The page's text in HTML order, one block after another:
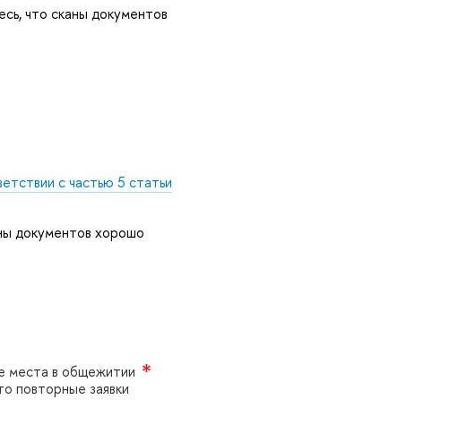
что сканы документо
с частью 5 статьи
документов хорошо
места в общежитии
повторные заявки